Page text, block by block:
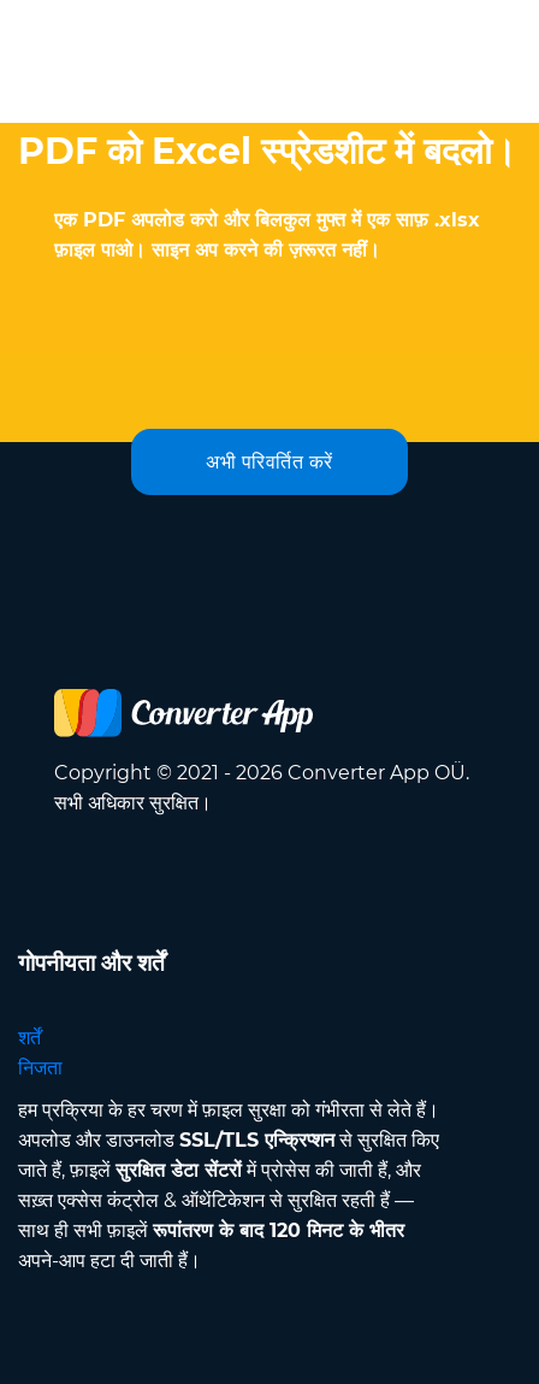
PDF को Excel स्प्रेडशीट में बदलो।
एक PDF अपलोड करो और बिलकुल मुफ्त में एक साफ़ .xlsx
फ़ाइल पाओ। साइन अप करने की ज़रूरत नहीं।
अभी परिवर्तित करें
Copyright © 2021 - 2026 Converter App OÜ.
सभी अधिकार सुरक्षित।
गोपनीयता और शर्तें
शर्तें
निजता
हम प्रक्रिया के हर चरण में फ़ाइल सुरक्षा को गंभीरता से लेते हैं।
अपलोड और डाउनलोड SSL/TLS एन्क्रिप्शनसे सुरक्षित किए
जाते हैं, फ़ाइलेंसुरक्षित डेटा सेंटरोंमें प्रोसेस की जाती हैं, और
सख़्त एक्सेस कंट्रोल & ऑथेंटिकेशन से सुरक्षित रहती हैं —
साथ ही सभी फ़ाइलेंरूपांतरण के बाद 120 मिनट के भीतर
अपने-आप हटा दी जाती हैं।